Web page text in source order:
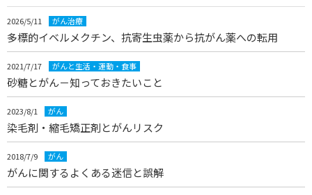
2026/5/11 がん治療
多標的イベルメクチン、抗寄生虫薬から抗がん薬への転用
2021/7/17 がんと生活・運動・食事
砂糖とがん－知っておきたいこと
2023/8/1 がん
染毛剤・縮毛矯正剤とがんリスク
2018/7/9 がん
がんに関するよくある迷信と誤解